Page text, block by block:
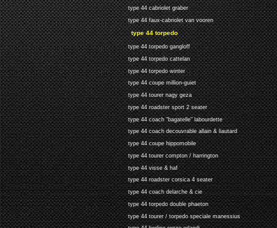
type 44 cabriolet graber
type 44 faux-cabriolet van vooren
type 44 torpedo
type 44 torpedo gangloff
type 44 torpedo cattelan
type 44 torpedo winter
type 44 coupe million-guiet
type 44 tourer nagy geza
type 44 roadster sport 2 seater
type 44 coach "bagatelle" labourdette
type 44 coach decouvrable allain & liautard
type 44 coupe hippomobile
type 44 tourer compton / harrington
type 44 visse & haf
type 44 roadster corsica 4 seater
type 44 coach delarche & cie
type 44 torpedo double phaeton
type 44 tourer / torpedo speciale manessius